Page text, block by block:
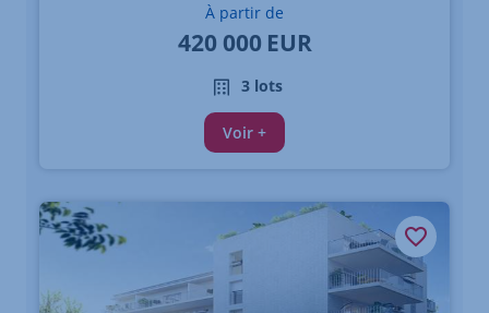
À partir de
420 000 EUR
3 lots
Voir +